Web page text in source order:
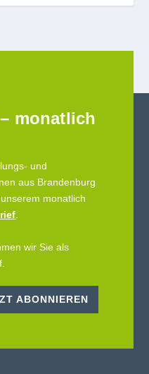
monatlich
und
aus Brandenburg
monatlich
wir Sie als
ABONNIEREN